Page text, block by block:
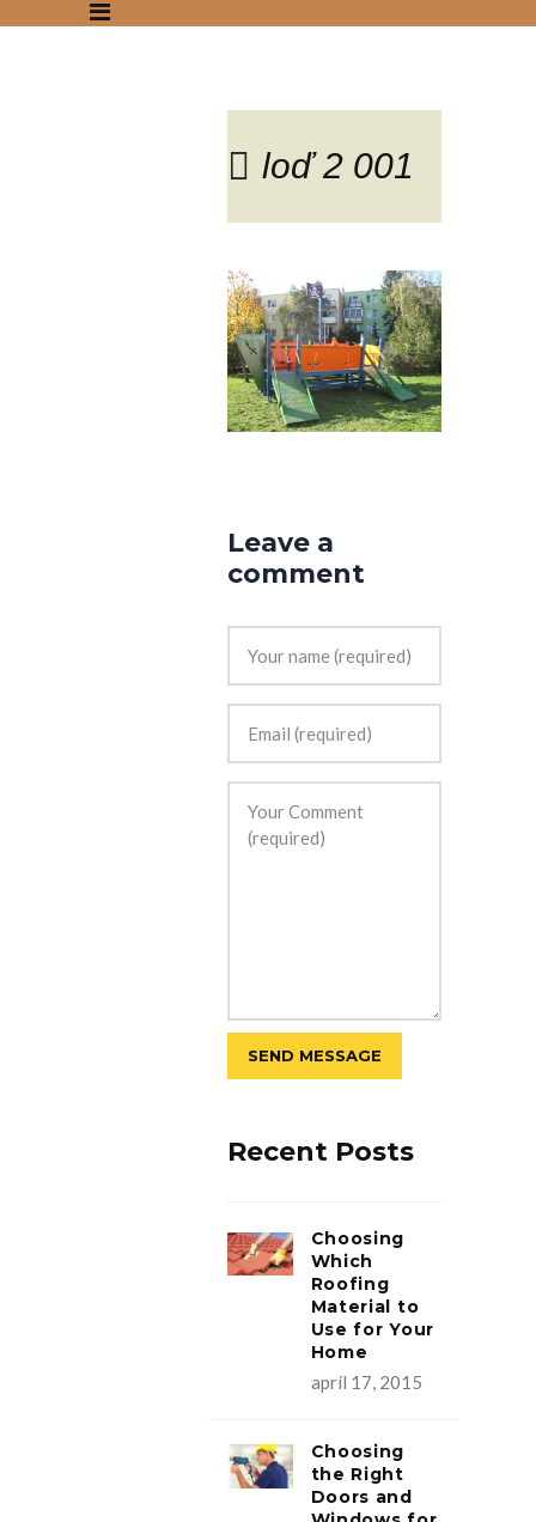
loď 2 001
Leave a
comment
Recent Posts
Choosing
Which
Roofing
Material to
Use for Your
Home
apríl 17, 2015
Choosing
the Right
Doors and